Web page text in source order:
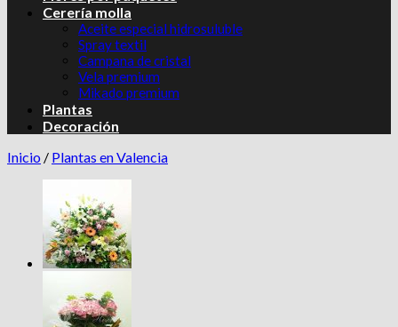
Cerería molla
Aceite especial hidrosuluble
Spray textil
Campana de cristal
Vela premium
Mikado premium
Plantas
Decoración
Inicio / Plantas en Valencia